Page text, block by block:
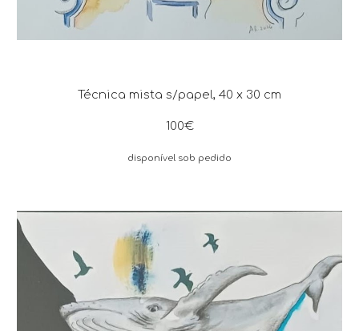
Técnica mista s/papel, 40 x 30 cm
100€
disponível sob pedido